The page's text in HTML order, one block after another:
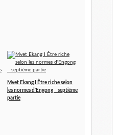
Mvet Ekang I Être riche selon
les normes d'Engong _ septième
partie